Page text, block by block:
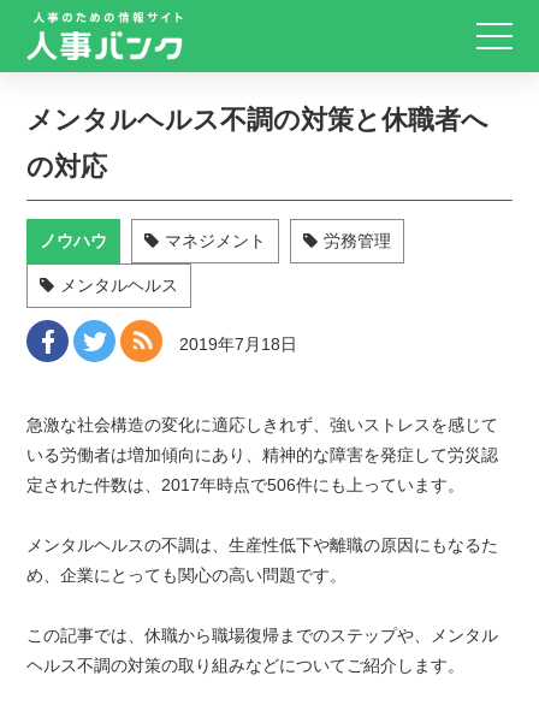
メンタルヘルス不調の対策と休職者へ
の対応
ノウハウ マネジメント 労務管理
メンタルヘルス
2019年7月18日
急激な社会構造の変化に適応しきれず、強いストレスを感じて
いる労働者は増加傾向にあり、精神的な障害を発症して労災認
定された件数は、2017年時点で506件にも上っています。
メンタルヘルスの不調は、生産性低下や離職の原因にもなるた
め、企業にとっても関心の高い問題です。
この記事では、休職から職場復帰までのステップや、メンタル
ヘルス不調の対策の取り組みなどについてご紹介します。